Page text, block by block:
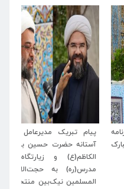
پیام تبریک مدیرعامل موسسه
آستانه حضرت حسین بن موسی
الکاظم(ع) و زیارتگاه شهید
مدرس(ره) به حجت‌الاسلام و
المسلمین نیک‌بین منتخب مردم